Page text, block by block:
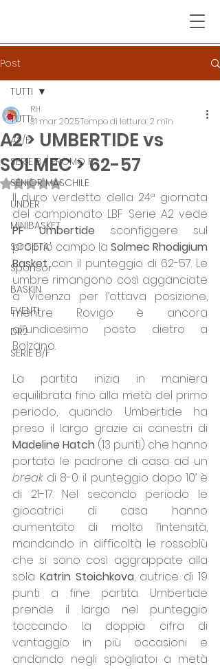
Post
TUTTI
A2/F
SERIE B / PROMO F
SENIOR MASCHILE
UNDER
MINIBASKET
SOCIETA'
Sponsor
BASKIN
EVENTI
DR2
SERIE B/F
TUTTI
A2 > UMBERTIDE vs
SOLMEC > 62-57
RH
31 mar 2025Tempo di lettura: 2 min
Valutazione NaN stelle su 5.
Il duro verdetto della 24ª giornata
PF Umbertide sconfiggere sul
proprio campo la Solmec Rhodigium
Basket con il punteggio di 62-57. Le
umbre rimangono così agganciate
a Vicenza per l’ottava posizione,
mentre Rovigo è ancora
all’undicesimo posto dietro a
Bolzano.
La partita inizia in maniera
equilibrata fino alla metà del primo
periodo, quando Umbertide ha
Madeline Hatch (13 punti) che hanno
break di 8-0: il punteggio dopo 10’ è
di 21-17. Nel secondo periodo le
giocatrici di casa hanno
aumentato di molto l’intensità,
mandando in difficoltà le rossoblù
che si sono così aggrappate alla
sola Katrin Stoichkova, autrice di 19
punti a fine partita. Umbertide
prende il largo nel punteggio
toccando la doppia cifra di
vantaggio in più occasioni e
andando negli spogliatoi a metà